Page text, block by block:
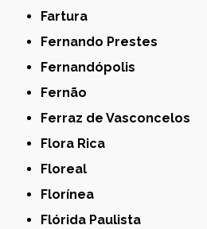
Fartura
Fernando Prestes
Fernandópolis
Fernão
Ferraz de Vasconcelos
Flora Rica
Floreal
Florínea
Flórida Paulista